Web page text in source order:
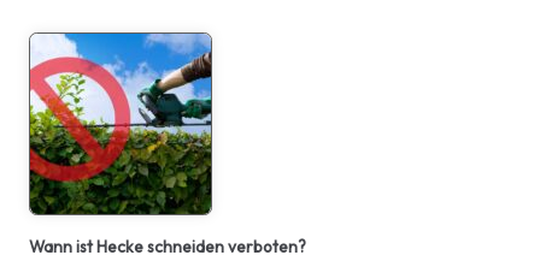
Wann ist Hecke schneiden verboten?